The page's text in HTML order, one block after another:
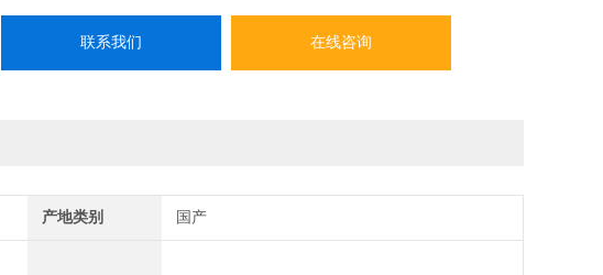
照标准配置相应钢球作自由冲击试验，配备控制台从而能精确 地使试件与托
架分离，设计简单，使用方便，性能稳定安全。单臂设置，可方便地放置试
联系我们 在线咨询
产地类别 国产